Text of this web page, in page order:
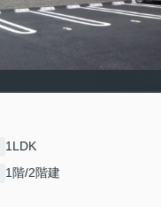
1LDK
1階/2階建